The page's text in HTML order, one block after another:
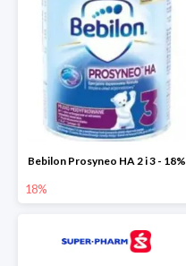
Bebilon Prosyneo HA 2 i 3 - 18%
18%